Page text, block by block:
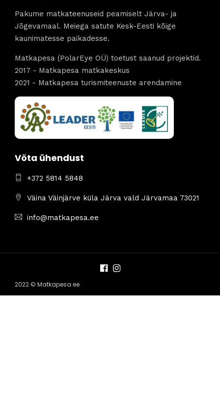
Pakume matkateenuseid peamiselt Järva- ja
Jõgevamaal. Meiega satute Kesk-Eesti kõige
kaunimatesse paikadesse.
Matkapesa (PolarEye OÜ) toetust saanud projektid.
2017 - Matkapesa matkakeskus
2021 - Matkapesa turismiteenuste arendamine
Võta ühendust
+372 5814 5848
Väina Väinjärve küla Järva vald Järvamaa 73021
info@matkapesa.ee
2022 © Matkapesa.ee